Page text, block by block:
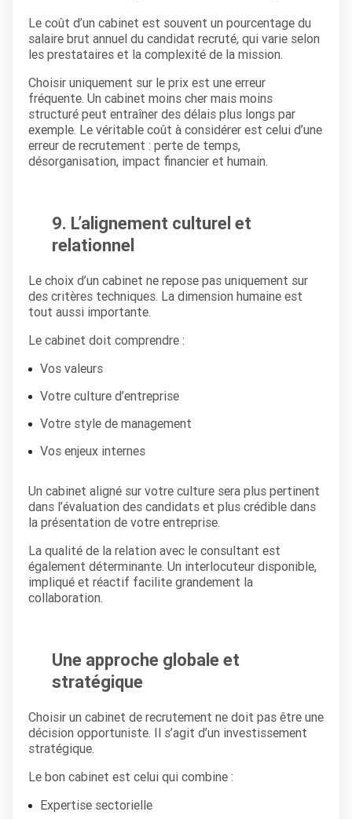
Le coût d’un cabinet est souvent un pourcentage du
salaire brut annuel du candidat recruté, qui varie selon
les prestataires et la complexité de la mission.
Choisir uniquement sur le prix est une erreur
fréquente. Un cabinet moins cher mais moins
structuré peut entraîner des délais plus longs par
exemple. Le véritable coût à considérer est celui d’une
erreur de recrutement : perte de temps,
désorganisation, impact financier et humain.
9. L’alignement culturel et
relationnel
Le choix d’un cabinet ne repose pas uniquement sur
des critères techniques. La dimension humaine est
tout aussi importante.
Le cabinet doit comprendre :
Vos valeurs
Votre culture d’entreprise
Votre style de management
Vos enjeux internes
Un cabinet aligné sur votre culture sera plus pertinent
dans l’évaluation des candidats et plus crédible dans
la présentation de votre entreprise.
La qualité de la relation avec le consultant est
également déterminante. Un interlocuteur disponible,
impliqué et réactif facilite grandement la
collaboration.
Une approche globale et
stratégique
Choisir un cabinet de recrutement ne doit pas être une
décision opportuniste. Il s’agit d’un investissement
stratégique.
Le bon cabinet est celui qui combine :
Expertise sectorielle